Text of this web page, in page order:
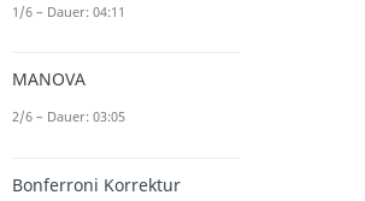
1/6 – Dauer: 04:11
MANOVA
2/6 – Dauer: 03:05
Bonferroni Korrektur